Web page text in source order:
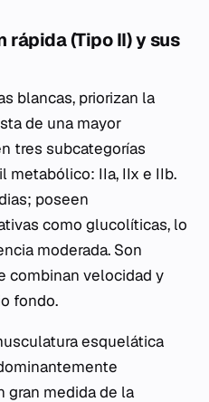
(Tipo II) y sus
blancas, priorizan la
de una mayor
tres subcategorías
metabólico: IIa, IIx e IIb.
poseen
como glucolíticas, lo
moderada. Son
combinan velocidad y
fondo.
esquelática
gran medida de la